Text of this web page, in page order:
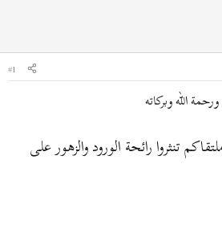
#1
الله وبركاته
تنثروا رائحة الورود والزهور على